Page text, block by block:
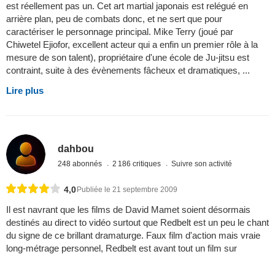
est réellement pas un. Cet art martial japonais est relégué en
arrière plan, peu de combats donc, et ne sert que pour
caractériser le personnage principal. Mike Terry (joué par
Chiwetel Ejiofor, excellent acteur qui a enfin un premier rôle à la
mesure de son talent), propriétaire d'une école de Ju-jitsu est
contraint, suite à des évènements fâcheux et dramatiques, ...
Lire plus
dahbou
248 abonnés 2 186 critiques Suivre son activité
4,0Publiée le 21 septembre 2009
Il est navrant que les films de David Mamet soient désormais
destinés au direct to vidéo surtout que Redbelt est un peu le chant
du signe de ce brillant dramaturge. Faux film d'action mais vraie
long-métrage personnel, Redbelt est avant tout un film sur